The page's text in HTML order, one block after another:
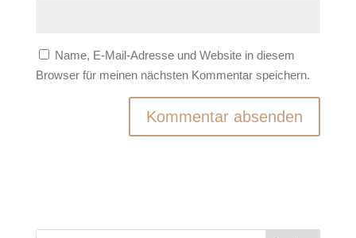
Name, E-Mail-Adresse und Website in diesem
Browser für meinen nächsten Kommentar speichern.